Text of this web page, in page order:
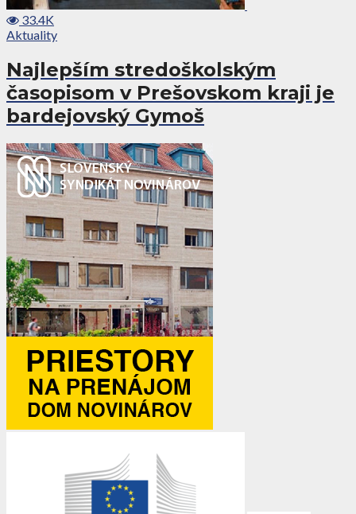
33.4K
Aktuality
Najlepším stredoškolským
časopisom v Prešovskom kraji je
bardejovský Gymoš